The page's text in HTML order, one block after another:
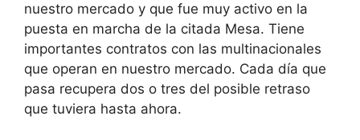
nuestro mercado y que fue muy activo en la
puesta en marcha de la citada Mesa. Tiene
importantes contratos con las multinacionales
que operan en nuestro mercado. Cada día que
pasa recupera dos o tres del posible retraso
que tuviera hasta ahora.